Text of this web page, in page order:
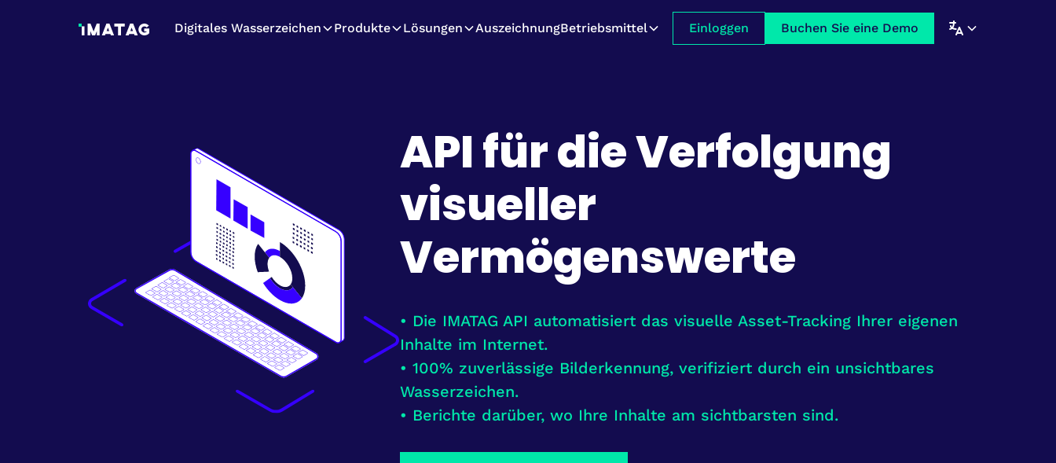
Digitales Wasserzeichen Produkte Lösungen AuszeichnungBetriebsmittel Einloggen Buchen Sie eine Demo
API für die Verfolgung
visueller
Vermögenswerte
• Die IMATAG API automatisiert das visuelle Asset-Tracking Ihrer eigenen
Inhalte im Internet.
• 100% zuverlässige Bilderkennung, verifiziert durch ein unsichtbares
Wasserzeichen.
• Berichte darüber, wo Ihre Inhalte am sichtbarsten sind.